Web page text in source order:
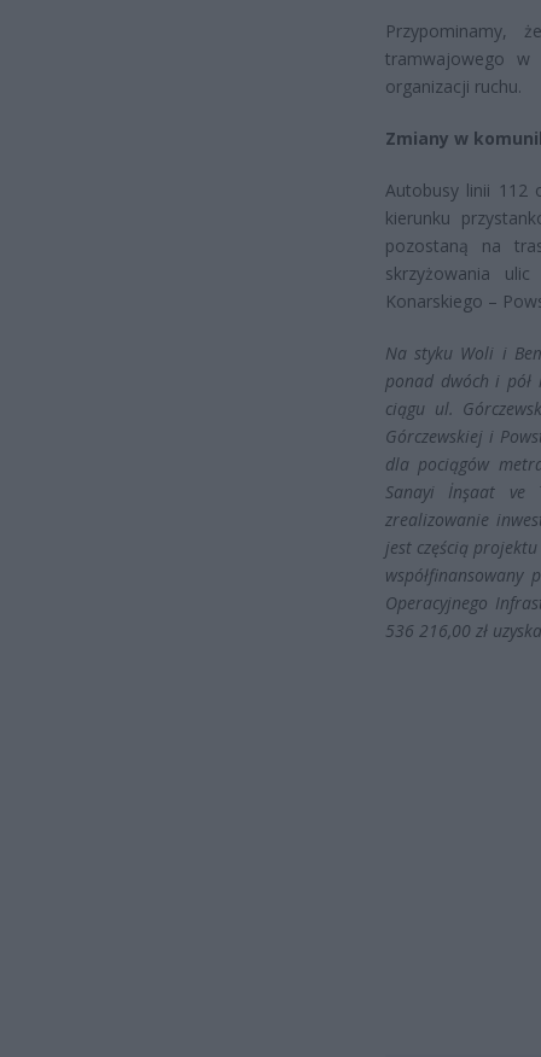
Przypominamy,
tramwajowego w
organizacji ruchu.
Zmiany w
Autobusy linii 112
kierunku
pozostaną na
skrzyżowania
Konarskiego –
Na styku Woli i
ponad dwóch i pół
ciągu ul.
Górczewskiej i
dla pociągów
Sanayi İnşaat ve
zrealizowanie
jest częścią
współfinansowany
Operacyjnego
536 216,00 zł